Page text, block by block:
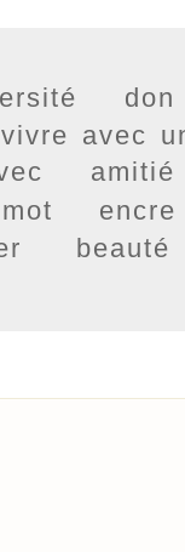
don
vivre avec
amitié
mot
encre
beauté